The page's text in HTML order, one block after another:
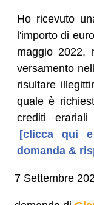
Ho ricevuto
l'importo di
maggio 2022,
versamento
risultare
quale è
crediti
[clicca qui
domanda &
7 Settembre